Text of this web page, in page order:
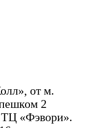
от м.
2
ТЦ «Фэвори».